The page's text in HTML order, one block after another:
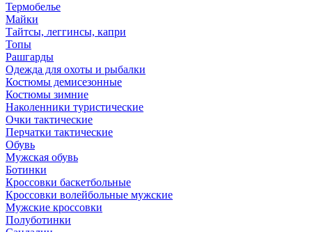
Термобелье
Майки
Тайтсы, леггинсы, капри
Топы
Рашгарды
Одежда для охоты и рыбалки
Костюмы демисезонные
Костюмы зимние
Наколенники туристические
Очки тактические
Перчатки тактические
Обувь
Мужская обувь
Ботинки
Кроссовки баскетбольные
Кроссовки волейбольные мужские
Мужские кроссовки
Полуботинки